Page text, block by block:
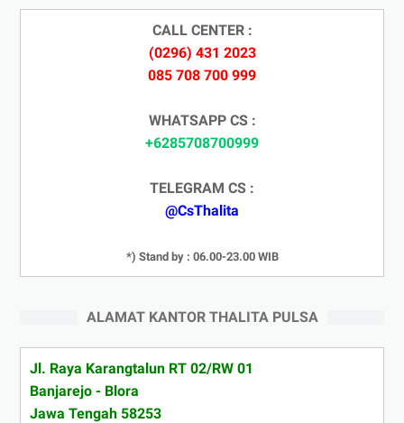
CALL CENTER :
(0296) 431 2023
085 708 700 999
WHATSAPP CS :
+6285708700999
TELEGRAM CS :
@CsThalita
*) Stand by : 06.00-23.00 WIB
ALAMAT KANTOR THALITA PULSA
Jl. Raya Karangtalun RT 02/RW 01
Banjarejo - Blora
Jawa Tengah 58253